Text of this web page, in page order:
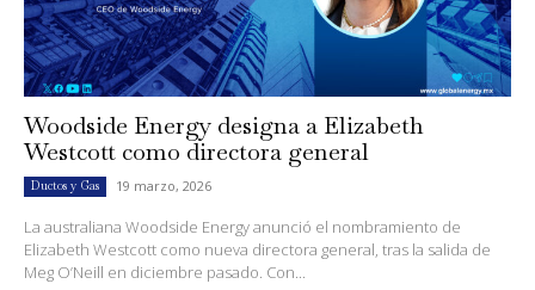
Woodside Energy designa a Elizabeth
Westcott como directora general
Ductos y Gas 19 marzo, 2026
La australiana Woodside Energy anunció el nombramiento de
Elizabeth Westcott como nueva directora general, tras la salida de
Meg O’Neill en diciembre pasado. Con...